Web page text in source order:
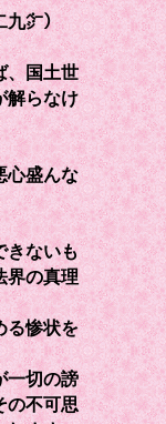
九㌻）
、国土世
解らなけ
心盛んな
きないも
界の真理
る惨状を
一切の謗
の不可思